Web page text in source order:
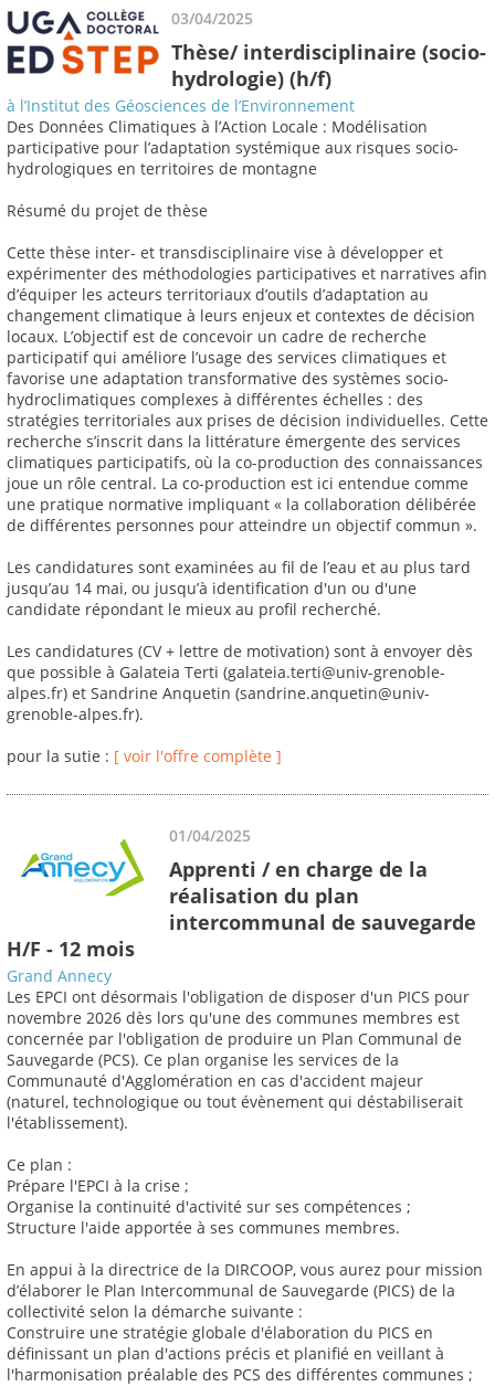
03/04/2025
Thèse/ interdisciplinaire (socio-
hydrologie) (h/f)
à l’Institut des Géosciences de l’Environnement
Des Données Climatiques à l’Action Locale : Modélisation
participative pour l’adaptation systémique aux risques socio-
hydrologiques en territoires de montagne
Résumé du projet de thèse
Cette thèse inter- et transdisciplinaire vise à développer et
expérimenter des méthodologies participatives et narratives afin
d’équiper les acteurs territoriaux d’outils d’adaptation au
changement climatique à leurs enjeux et contextes de décision
locaux. L’objectif est de concevoir un cadre de recherche
participatif qui améliore l’usage des services climatiques et
favorise une adaptation transformative des systèmes socio-
hydroclimatiques complexes à différentes échelles : des
stratégies territoriales aux prises de décision individuelles. Cette
recherche s’inscrit dans la littérature émergente des services
climatiques participatifs, où la co-production des connaissances
joue un rôle central. La co-production est ici entendue comme
une pratique normative impliquant « la collaboration délibérée
de différentes personnes pour atteindre un objectif commun ».
Les candidatures sont examinées au fil de l’eau et au plus tard
jusqu’au 14 mai, ou jusqu’à identification d'un ou d'une
candidate répondant le mieux au profil recherché.
Les candidatures (CV + lettre de motivation) sont à envoyer dès
que possible à Galateia Terti (galateia.terti@univ-grenoble-
alpes.fr) et Sandrine Anquetin (sandrine.anquetin@univ-
grenoble-alpes.fr).
pour la sutie : [ voir l'offre complète ]
01/04/2025
Apprenti / en charge de la
réalisation du plan
intercommunal de sauvegarde
H/F - 12 mois
Grand Annecy
Les EPCI ont désormais l'obligation de disposer d'un PICS pour
novembre 2026 dès lors qu'une des communes membres est
concernée par l'obligation de produire un Plan Communal de
Sauvegarde (PCS). Ce plan organise les services de la
Communauté d'Agglomération en cas d'accident majeur
(naturel, technologique ou tout évènement qui déstabiliserait
l'établissement).
Ce plan :
Prépare l'EPCI à la crise ;
Organise la continuité d'activité sur ses compétences ;
Structure l'aide apportée à ses communes membres.
En appui à la directrice de la DIRCOOP, vous aurez pour mission
d’élaborer le Plan Intercommunal de Sauvegarde (PICS) de la
collectivité selon la démarche suivante :
Construire une stratégie globale d'élaboration du PICS en
définissant un plan d'actions précis et planifié en veillant à
l'harmonisation préalable des PCS des différentes communes ;